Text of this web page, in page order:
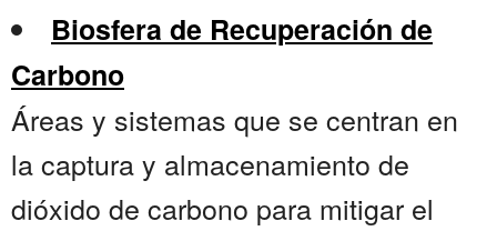
Biosfera de Recuperación de
Carbono
Áreas y sistemas que se centran en
la captura y almacenamiento de
dióxido de carbono para mitigar el